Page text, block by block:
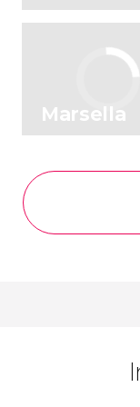
Marsella